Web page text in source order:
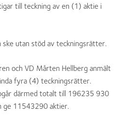
till teckning av en (1) aktie i
ske utan stöd av teckningsrätter.
och VD Mårten Hellberg anmält
fyra (4) teckningsrätter.
därmed totalt till 196235 930
ge 11543290 aktier.